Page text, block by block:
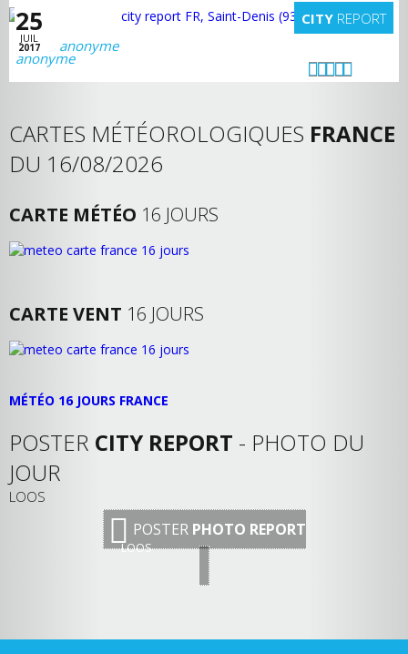
25
JUIL
2017
CITY REPORT
anonyme
CARTES MÉTÉOROLOGIQUES FRANCE
DU 16/08/2026
CARTE MÉTÉO 16 JOURS
CARTE VENT 16 JOURS
MÉTÉO 16 JOURS FRANCE
POSTER CITY REPORT - PHOTO DU
JOUR
LOOS
POSTER PHOTO REPORT
LOOS